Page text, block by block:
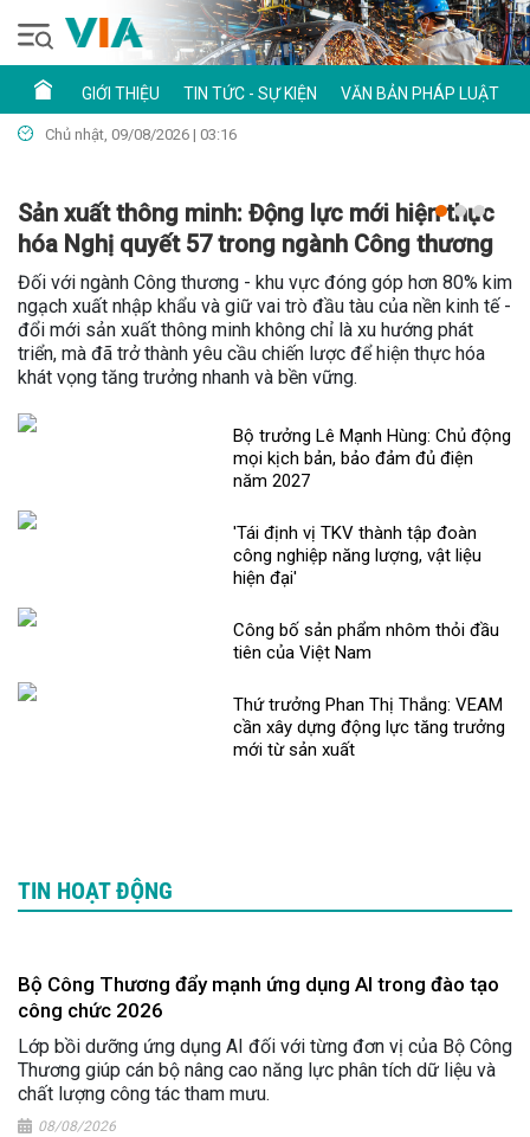
GIỚI THIỆU TIN TỨC - SỰ KIỆN VĂN BẢN PHÁP LUẬT
Chủ nhật, 09/08/2026 | 03:16
Sản xuất thông minh: Động lực mới hiện thực
hóa Nghị quyết 57 trong ngành Công thương
Đối với ngành Công thương - khu vực đóng góp hơn 80% kim
ngạch xuất nhập khẩu và giữ vai trò đầu tàu của nền kinh tế -
đổi mới sản xuất thông minh không chỉ là xu hướng phát
triển, mà đã trở thành yêu cầu chiến lược để hiện thực hóa
khát vọng tăng trưởng nhanh và bền vững.
Bộ trưởng Lê Mạnh Hùng: Chủ động
mọi kịch bản, bảo đảm đủ điện
năm 2027
'Tái định vị TKV thành tập đoàn
công nghiệp năng lượng, vật liệu
hiện đại'
Công bố sản phẩm nhôm thỏi đầu
tiên của Việt Nam
Thứ trưởng Phan Thị Thắng: VEAM
cần xây dựng động lực tăng trưởng
mới từ sản xuất
TIN HOẠT ĐỘNG
Bộ Công Thương đẩy mạnh ứng dụng AI trong đào tạo
công chức 2026
Lớp bồi dưỡng ứng dụng AI đối với từng đơn vị của Bộ Công
Thương giúp cán bộ nâng cao năng lực phân tích dữ liệu và
chất lượng công tác tham mưu.
08/08/2026